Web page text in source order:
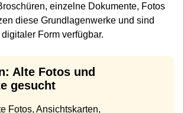
einzelne Dokumente, Fotos
diese Grundlagenwerke und sind
Form verfügbar.
Alte Fotos und
gesucht
Fotos, Ansichtskarten,